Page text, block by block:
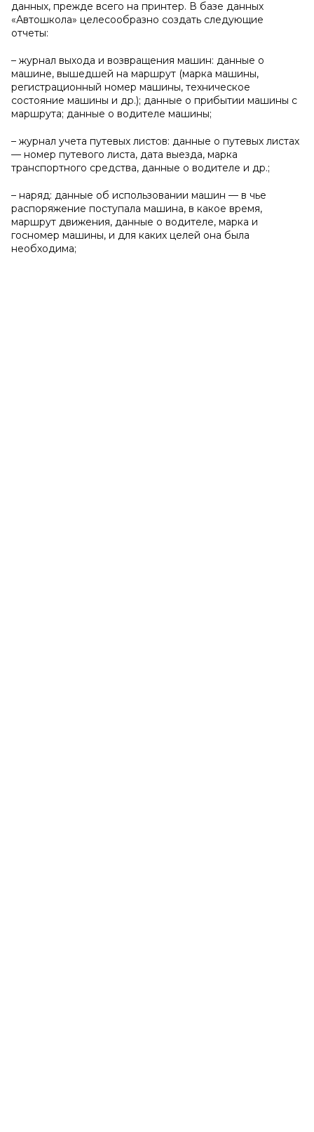
данных, прежде всего на принтер. В базе данных
«Автошкола» целесообразно создать следующие
отчеты:
– журнал выхода и возвращения машин: данные о
машине, вышедшей на маршрут (марка машины,
регистрационный номер машины, техническое
состояние машины и др.); данные о прибытии машины с
маршрута; данные о водителе машины;
– журнал учета путевых листов: данные о путевых листах
— номер путевого листа, дата выезда, марка
транспортного средства, данные о водителе и др.;
– наряд: данные об использовании машин — в чье
распоряжение поступала машина, в какое время,
маршрут движения, данные о водителе, марка и
госномер машины, и для каких целей она была
необходима;